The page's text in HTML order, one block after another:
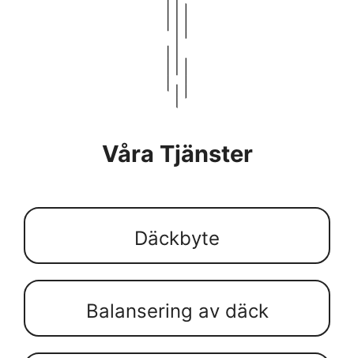
Våra Tjänster
Däckbyte
Balansering av däck